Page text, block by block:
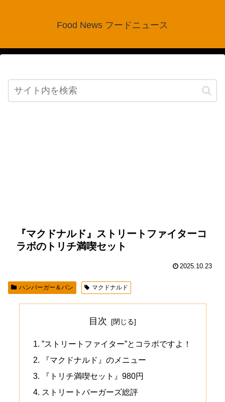
Food News フードニュース
『マクドナルド』ストリートファイターコ
ラボのトリチ満喫セット
2025.10.23
ハンバーガー＆パン マクドナルド
目次
”ストリートファイター”とコラボですよ！
『マクドナルド』のメニュー
『トリチ満喫セット』980円
ストリートバーガーズ総評